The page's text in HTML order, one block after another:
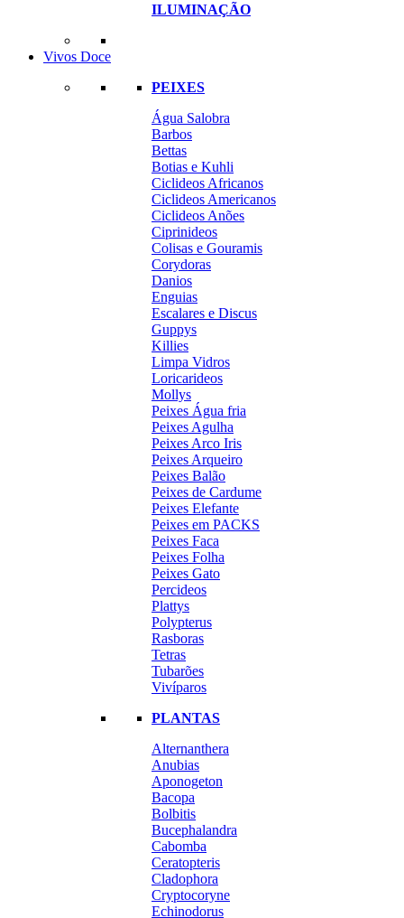
ILUMINAÇÃO
Vivos Doce
PEIXES
Água Salobra
Barbos
Bettas
Botias e Kuhli
Ciclideos Africanos
Ciclideos Americanos
Ciclideos Anões
Ciprinideos
Colisas e Gouramis
Corydoras
Danios
Enguias
Escalares e Discus
Guppys
Killies
Limpa Vidros
Loricarideos
Mollys
Peixes Água fria
Peixes Agulha
Peixes Arco Iris
Peixes Arqueiro
Peixes Balão
Peixes de Cardume
Peixes Elefante
Peixes em PACKS
Peixes Faca
Peixes Folha
Peixes Gato
Percideos
Plattys
Polypterus
Rasboras
Tetras
Tubarões
Vivíparos
PLANTAS
Alternanthera
Anubias
Aponogeton
Bacopa
Bolbitis
Bucephalandra
Cabomba
Ceratopteris
Cladophora
Cryptocoryne
Echinodorus